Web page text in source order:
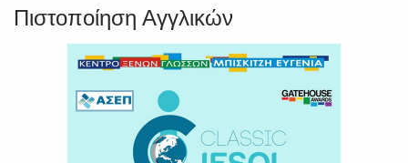
Πιστοποίηση Αγγλικών